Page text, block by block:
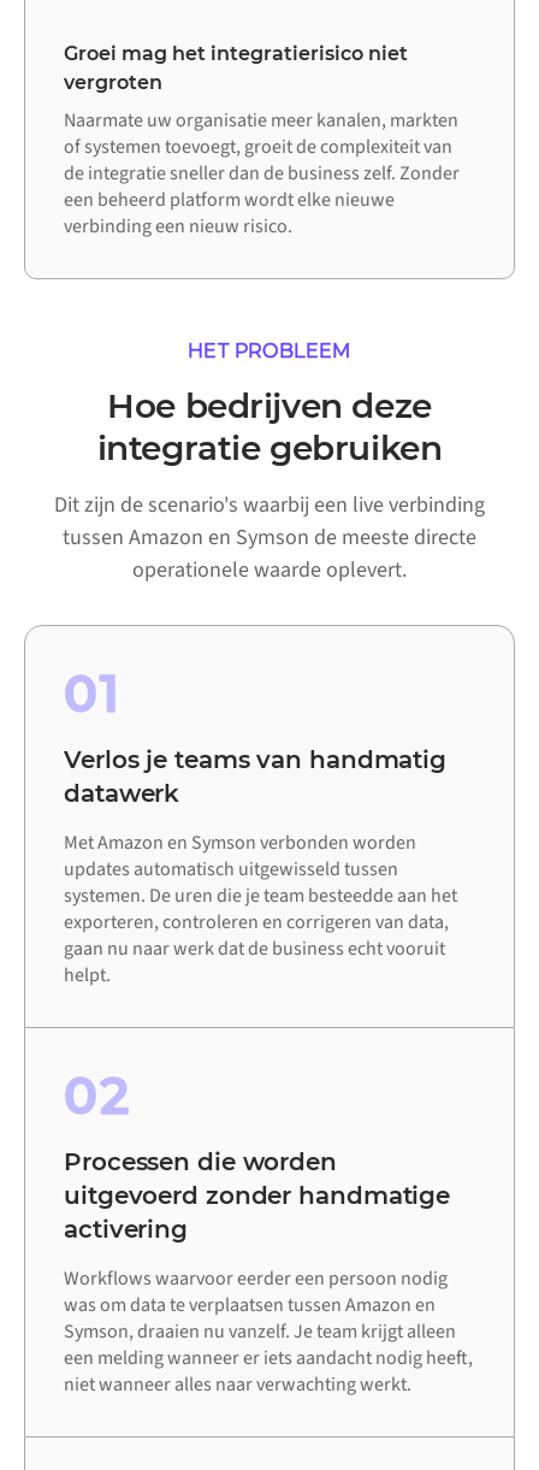
Groei mag het integratierisico niet
vergroten
Naarmate uw organisatie meer kanalen, markten
of systemen toevoegt, groeit de complexiteit van
de integratie sneller dan de business zelf. Zonder
een beheerd platform wordt elke nieuwe
verbinding een nieuw risico.
HET PROBLEEM
Hoe bedrijven deze
integratie gebruiken
Dit zijn de scenario's waarbij een live verbinding
tussen Amazon en Symson de meeste directe
operationele waarde oplevert.
01
Verlos je teams van handmatig
datawerk
Met Amazon en Symson verbonden worden
updates automatisch uitgewisseld tussen
systemen. De uren die je team besteedde aan het
exporteren, controleren en corrigeren van data,
gaan nu naar werk dat de business echt vooruit
helpt.
02
Processen die worden
uitgevoerd zonder handmatige
activering
Workflows waarvoor eerder een persoon nodig
was om data te verplaatsen tussen Amazon en
Symson, draaien nu vanzelf. Je team krijgt alleen
een melding wanneer er iets aandacht nodig heeft,
niet wanneer alles naar verwachting werkt.